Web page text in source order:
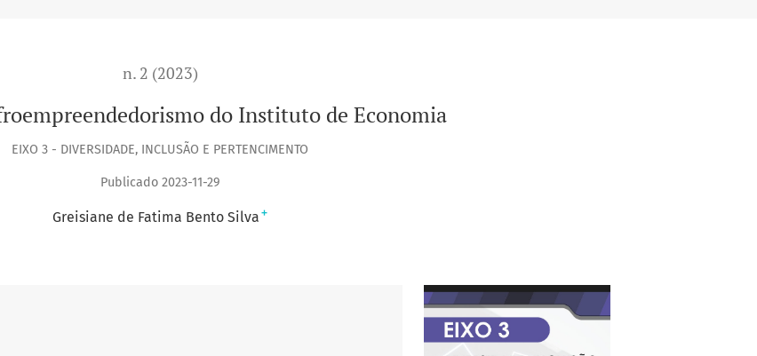
n. 2 (2023)
do Instituto de Economia
EIXO 3 - DIVERSIDADE, INCLUSÃO E PERTENCIMENTO
Publicado 2023-11-29
Greisiane de Fatima Bento Silva +